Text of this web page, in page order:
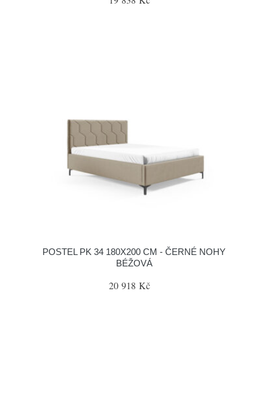
POSTEL PK 34 180X200 CM - ČERNÉ NOHY
BÉŽOVÁ
20 918 Kč